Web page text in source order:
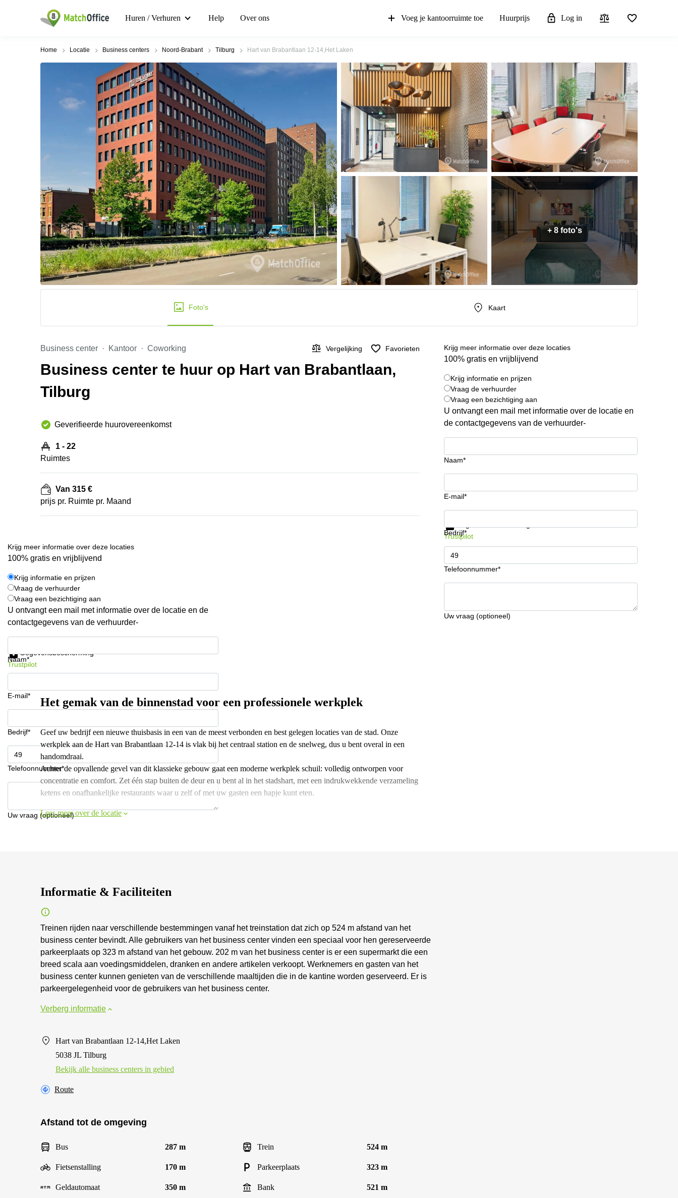
Huren / Verhuren Help Over ons Voeg je kantoorruimte toe Huurprijs Log in
Home Locatie Business centers Noord-Brabant Tilburg Hart van Brabantlaan 12-14,Het Laken
+ 8 foto's
Foto's Kaart
Business center Kantoor Coworking Vergelijking Favorieten
Business center te huur op Hart van Brabantlaan,
Tilburg
Geverifieerde huurovereenkomst
1 - 22
Ruimtes
Van 315 €
prijs pr. Ruimte pr. Maand
Krijg meer informatie over deze locaties
100% gratis en vrijblijvend
Krijg informatie en prijzen
Vraag de verhuurder
Vraag een bezichtiging aan
U ontvangt een mail met informatie over de locatie en
de contactgegevens van de verhuurder-
Naam*
E-mail*
Bedrijf*
Telefoonnummer*
Uw vraag (optioneel)
Krijg informatie en prijzen
Trustpilot
Krijg meer informatie over deze locaties
100% gratis en vrijblijvend
Krijg informatie en prijzen
Vraag de verhuurder
Vraag een bezichtiging aan
U ontvangt een mail met informatie over de locatie en de
contactgegevens van de verhuurder-
Naam*
E-mail*
Bedrijf*
Telefoonnummer*
Uw vraag (optioneel)
Gegevensbescherming
Trustpilot
Het gemak van de binnenstad voor een professionele werkplek
Geef uw bedrijf een nieuwe thuisbasis in een van de meest verbonden en best gelegen locaties van de stad. Onze
werkplek aan de Hart van Brabantlaan 12-14 is vlak bij het centraal station en de snelweg, dus u bent overal in een
handomdraai.
Achter de opvallende gevel van dit klassieke gebouw gaat een moderne werkplek schuil: volledig ontworpen voor
concentratie en comfort. Zet één stap buiten de deur en u bent al in het stadshart, met een indrukwekkende verzameling
ketens en onafhankelijke restaurants waar u zelf of met uw gasten een hapje kunt eten.
Lees meer over de locatie
Informatie & Faciliteiten
Treinen rijden naar verschillende bestemmingen vanaf het treinstation dat zich op 524 m afstand van het
business center bevindt. Alle gebruikers van het business center vinden een speciaal voor hen gereserveerde
parkeerplaats op 323 m afstand van het gebouw. 202 m van het business center is er een supermarkt die een
breed scala aan voedingsmiddelen, dranken en andere artikelen verkoopt. Werknemers en gasten van het
business center kunnen genieten van de verschillende maaltijden die in de kantine worden geserveerd. Er is
parkeergelegenheid voor de gebruikers van het business center.
Verberg informatie
Hart van Brabantlaan 12-14,Het Laken
5038 JL Tilburg
Bekijk alle business centers in gebied
Route
Afstand tot de omgeving
Bus 287 m Trein 524 m
Fietsenstalling 170 m Parkeerplaats 323 m
Geldautomaat 350 m Bank 521 m